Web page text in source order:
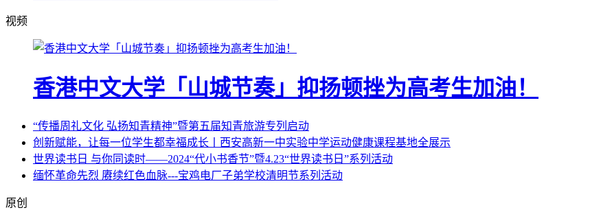
视频
香港中文大学「山城节奏」抑扬顿挫为高考生加油！
“传播周礼文化 弘扬知青精神”暨第五届知青旅游专列启动
创新赋能，让每一位学生都幸福成长丨西安高新一中实验中学运动健康课程基地全展示
世界读书日 与你同读时——2024“代小书香节”暨4.23“世界读书日”系列活动
缅怀革命先烈 赓续红色血脉---宝鸡电厂子弟学校清明节系列活动
原创